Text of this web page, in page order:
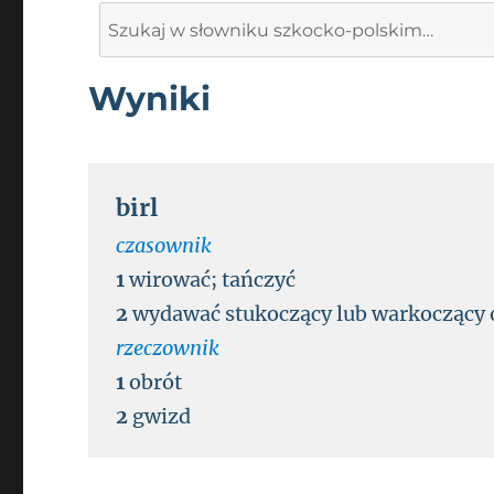
Wyniki
birl
czasownik
1wirować;tańczyć
2wydawać stukoczący lub warkoczący
rzeczownik
1obrót
2 gwizd